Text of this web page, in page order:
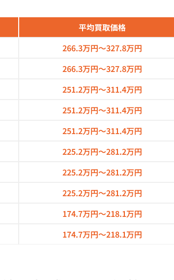
平均買取価格
266.3万円～327.8万円
266.3万円～327.8万円
251.2万円～311.4万円
251.2万円～311.4万円
251.2万円～311.4万円
225.2万円～281.2万円
225.2万円～281.2万円
225.2万円～281.2万円
174.7万円～218.1万円
174.7万円～218.1万円